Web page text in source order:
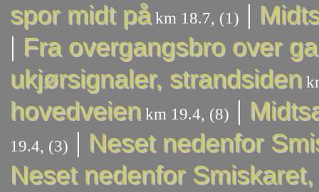
spor midt påkm 18.7, (1) |
| Fra overgangsbro over
ukjørsignaler, strandsiden
hovedveien km 19.4, (8) |
19.4, (3) | Neset nedenfor
Neset nedenfor